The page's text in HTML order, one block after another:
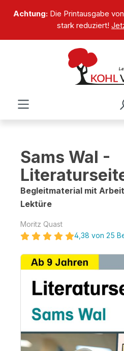
springen
Achtung:Die Printausgabe
stark reduziert!
Sams Wal -
Begleitmaterial mit
Lektüre
Moritz Quast
4,38 von 25
Bildergalerie überspringen